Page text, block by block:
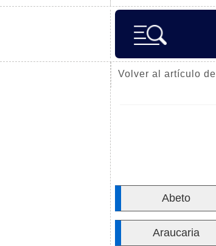
Volver al artículo de
Abeto
Araucaria